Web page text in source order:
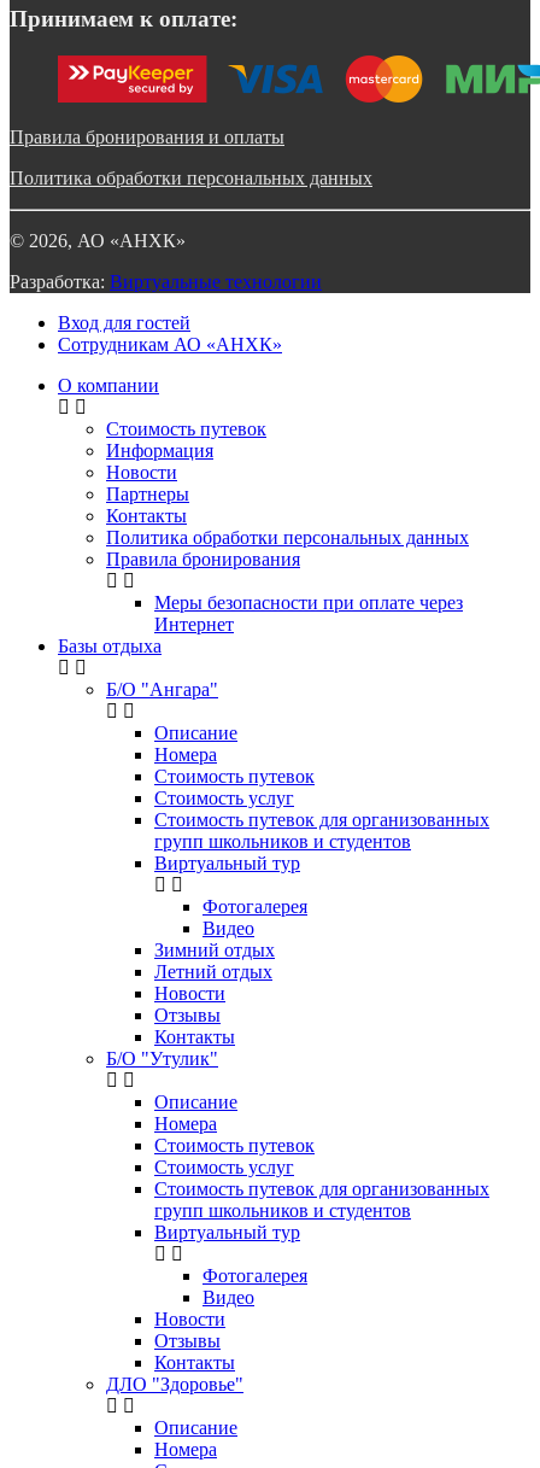
Принимаем к оплате:
Правила бронирования и оплаты
Политика обработки персональных данных
© 2026, АО «АНХК»
Разработка: Виртуальные технологии
Вход для гостей
Сотрудникам АО «АНХК»
О компании
Стоимость путевок
Информация
Новости
Партнеры
Контакты
Политика обработки персональных данных
Правила бронирования
Меры безопасности при оплате через
Интернет
Базы отдыха
Б/О "Ангара"
Описание
Номера
Стоимость путевок
Стоимость услуг
Стоимость путевок для организованных
групп школьников и студентов
Виртуальный тур
Фотогалерея
Видео
Зимний отдых
Летний отдых
Новости
Отзывы
Контакты
Б/О "Утулик"
Описание
Номера
Стоимость путевок
Стоимость услуг
Стоимость путевок для организованных
групп школьников и студентов
Виртуальный тур
Фотогалерея
Видео
Новости
Отзывы
Контакты
ДЛО "Здоровье"
Описание
Номера